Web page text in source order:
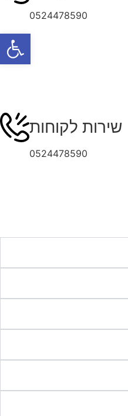
0524478590
שירות לקוחות
0524478590
פתח